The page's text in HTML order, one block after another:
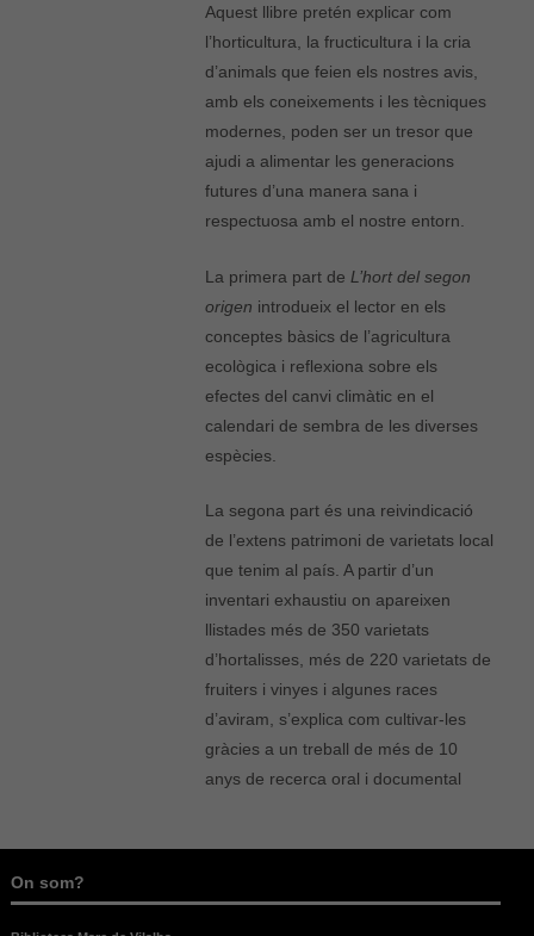
Aquest llibre pretén explicar com
l’horticultura, la fructicultura i la cria
d’animals que feien els nostres avis,
amb els coneixements i les tècniques
modernes, poden ser un tresor que
ajudi a alimentar les generacions
futures d’una manera sana i
respectuosa amb el nostre entorn.
La primera part de L’hort del segon
origen introdueix el lector en els
conceptes bàsics de l’agricultura
ecològica i reflexiona sobre els
efectes del canvi climàtic en el
calendari de sembra de les diverses
espècies.
La segona part és una reivindicació
de l’extens patrimoni de varietats local
que tenim al país. A partir d’un
inventari exhaustiu on apareixen
llistades més de 350 varietats
d’hortalisses, més de 220 varietats de
fruiters i vinyes i algunes races
d’aviram, s’explica com cultivar-les
gràcies a un treball de més de 10
anys de recerca oral i documental
On som?